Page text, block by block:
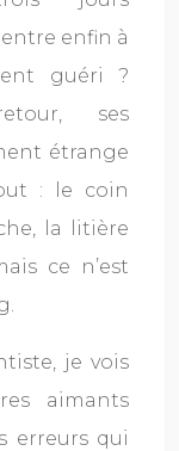
enfin à
guéri ?
ses
étrange
: le coin
la litière
ce n’est
je vois
aimants
erreurs qui